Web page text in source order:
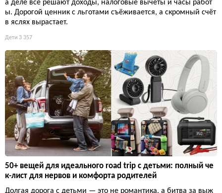
а деле всё решают доходы, налоговые вычеты и часы работ
ы. Дорогой ценник с льготами съёживается, а скромный счёт
в яслях вырастает.
Дети 3 357
50+ вещей для идеального road trip с детьми: полный че
к-лист для нервов и комфорта родителей
Долгая дорога с детьми — это не романтика, а битва за выж